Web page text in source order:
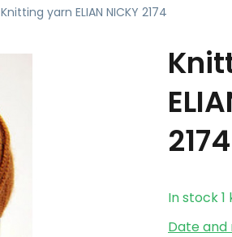
Knitting yarn ELIAN NICKY 2174
2174
In stock1
Date